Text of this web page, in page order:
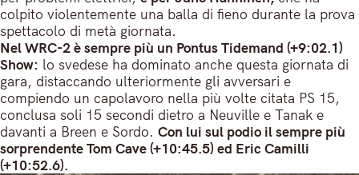
colpito violentemente una balla di fieno durante la prova
spettacolo di metà giornata.
Nel WRC-2 è sempre più un Pontus Tidemand (+9:02.1)
Show: lo svedese ha dominato anche questa giornata di
gara, distaccando ulteriormente gli avversari e
compiendo un capolavoro nella più volte citata PS 15,
conclusa soli 15 secondi dietro a Neuville e Tanak e
davanti a Breen e Sordo. Con lui sul podio il sempre più
sorprendente Tom Cave (+10:45.5) ed Eric Camilli
(+10:52.6).